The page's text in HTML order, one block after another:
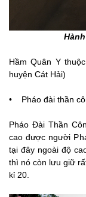
Hầm Quân Y
huyện Cát Hải)
• Pháo đài thần
Pháo Đài Thần
cao được người
tại đây ngoài độ
thì nó còn lưu giữ
kỉ 20.